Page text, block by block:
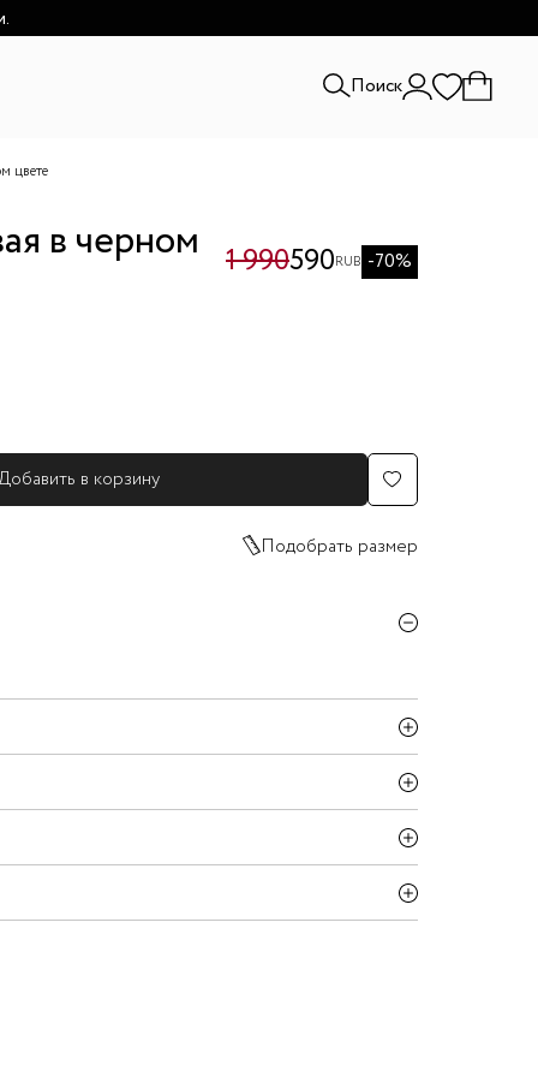
Поиск
цвете
в черном 1 990590RUB -70%
в корзину
Подобрать размер